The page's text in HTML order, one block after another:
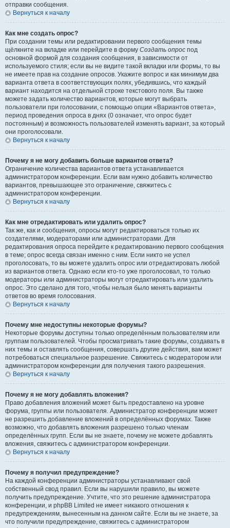
отправки сообщения.
Вернуться к началу
Как мне создать опрос?
При создании темы или редактировании первого сообщения темы
щёлкните на вкладке или перейдите в форму Создать опрос под
основной формой для создания сообщения, в зависимости от
используемого стиля; если вы не видите такой вкладки или формы, то вы
не имеете прав на создание опросов. Укажите вопрос и как минимум два
варианта ответа в соответствующих полях, убедившись, что каждый
вариант находится на отдельной строке текстового поля. Вы также
можете задать количество вариантов, которые могут выбрать
пользователи при голосовании, с помощью опции «Вариантов ответа»,
период проведения опроса в днях (0 означает, что опрос будет
постоянным) и возможность пользователей изменять вариант, за который
они проголосовали.
Вернуться к началу
Почему я не могу добавить больше вариантов ответа?
Ограничение количества вариантов ответа устанавливается
администратором конференции. Если вам нужно добавить количество
вариантов, превышающее это ограничение, свяжитесь с
администратором конференции.
Вернуться к началу
Как мне отредактировать или удалить опрос?
Так же, как и сообщения, опросы могут редактироваться только их
создателями, модераторами или администраторами. Для
редактирования опроса перейдите к редактированию первого сообщения
в теме; опрос всегда связан именно с ним. Если никто не успел
проголосовать, то вы можете удалить опрос или отредактировать любой
из вариантов ответа. Однако если кто-то уже проголосовал, то только
модераторы или администраторы могут отредактировать или удалить
опрос. Это сделано для того, чтобы нельзя было менять варианты
ответов во время голосования.
Вернуться к началу
Почему мне недоступны некоторые форумы?
Некоторые форумы доступны только определённым пользователям или
группам пользователей. Чтобы просматривать такие форумы, создавать в
них темы и оставлять сообщения, совершать другие действия, вам может
потребоваться специальное разрешение. Свяжитесь с модератором или
администратором конференции для получения такого разрешения.
Вернуться к началу
Почему я не могу добавлять вложения?
Право добавления вложений может быть предоставлено на уровне
форума, группы или пользователя. Администратор конференции может
не разрешить добавление вложений в определённых форумах. Также
возможно, что добавлять вложения разрешено только членам
определённых групп. Если вы не знаете, почему не можете добавлять
вложения, свяжитесь с администратором конференции.
Вернуться к началу
Почему я получил предупреждение?
На каждой конференции администраторы устанавливают свой
собственный свод правил. Если вы нарушили правило, вы можете
получить предупреждение. Учтите, что это решение администратора
конференции, и phpBB Limited не имеет никакого отношения к
предупреждениям, вынесенным на данном сайте. Если вы не знаете, за
что получили предупреждение, свяжитесь с администратором